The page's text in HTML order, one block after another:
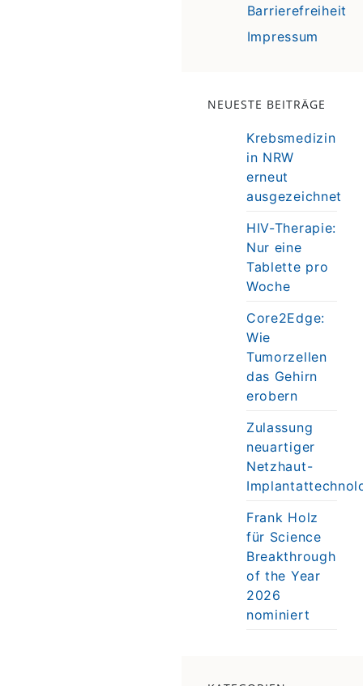
Barrierefreiheit
Impressum
NEUESTE BEITRÄGE
Krebsmedizin
in NRW
erneut
ausgezeichnet
HIV-Therapie:
Nur eine
Tablette pro
Woche
Core2Edge:
Wie
Tumorzellen
das Gehirn
erobern
Zulassung
neuartiger
Netzhaut-
Frank Holz
für Science
Breakthrough
of the Year
2026
nominiert